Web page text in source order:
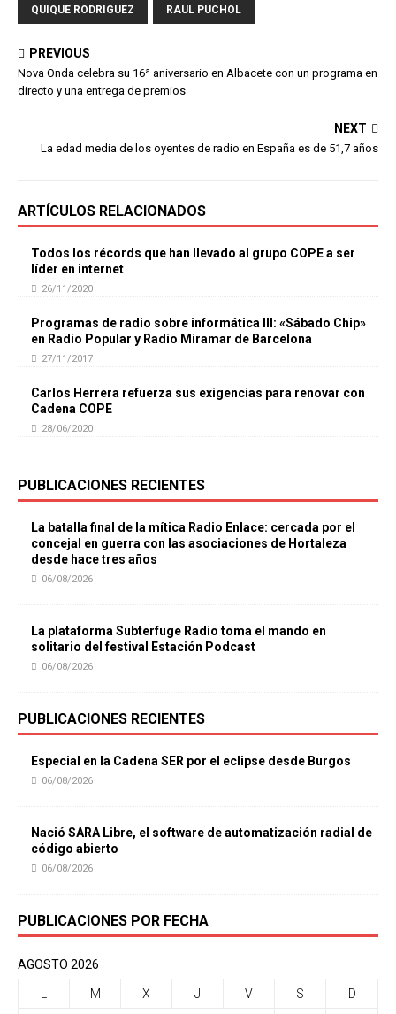
QUIQUE RODRIGUEZ RAUL PUCHOL
PREVIOUS
Nova Onda celebra su 16ª aniversario en Albacete con un programa en
directo y una entrega de premios
NEXT
La edad media de los oyentes de radio en España es de 51,7 años
ARTÍCULOS RELACIONADOS
Todos los récords que han llevado al grupo COPE a ser
líder en internet
26/11/2020
Programas de radio sobre informática III: «Sábado Chip»
en Radio Popular y Radio Miramar de Barcelona
27/11/2017
Carlos Herrera refuerza sus exigencias para renovar con
Cadena COPE
28/06/2020
PUBLICACIONES RECIENTES
La batalla final de la mítica Radio Enlace: cercada por el
concejal en guerra con las asociaciones de Hortaleza
desde hace tres años
06/08/2026
La plataforma Subterfuge Radio toma el mando en
solitario del festival Estación Podcast
06/08/2026
PUBLICACIONES RECIENTES
Especial en la Cadena SER por el eclipse desde Burgos
06/08/2026
Nació SARA Libre, el software de automatización radial de
código abierto
06/08/2026
PUBLICACIONES POR FECHA
AGOSTO 2026
M X J V S D